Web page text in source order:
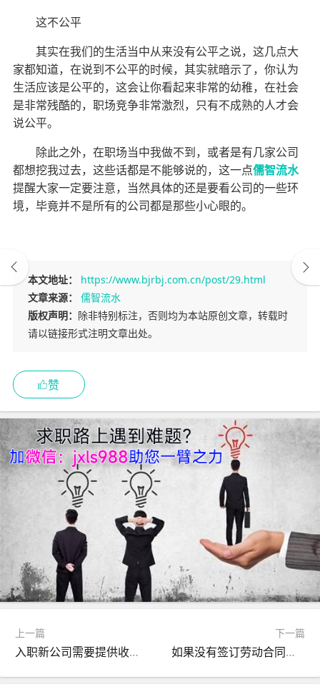
这不公平
其实在我们的生活当中从来没有公平之说，这几点大
家都知道，在说到不公平的时候，其实就暗示了，你认为
生活应该是公平的，这会让你看起来非常的幼稚，在社会
是非常残酷的，职场竞争非常激烈，只有不成熟的人才会
说公平。
除此之外，在职场当中我做不到，或者是有几家公司
都想挖我过去，这些话都是不能够说的，这一点儒智流水
提醒大家一定要注意，当然具体的还是要看公司的一些环
境，毕竟并不是所有的公司都是那些小心眼的。
本文地址：
https://www.bjrbj.com.cn/post/29.html
文章来源：
儒智流水
版权声明： 除非特别标注，否则均为本站原创文章，转载时
请以链接形式注明文章出处。
赞
上一篇
入职新公司需要提供收入证明，去哪里办比较快呢？
下一篇
如果没有签订劳动合同，如何证明在公司的入职时间？